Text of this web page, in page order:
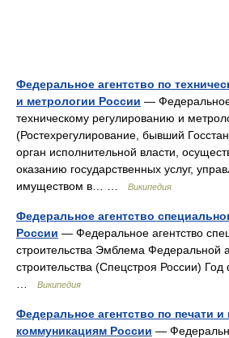
Федеральное агентство по
и метрологии России — Федеральное
техническому регулированию и
(Ростехрегулирование, бывший
орган исполнительной власти,
оказанию государственных услуг,
имуществом в… …
Википедия
Федеральное агентство
России — Федеральное агентство
строительства Эмблема Федеральной
строительства (Спецстроя России)
Википедия
Федеральное агентство по печати
коммуникациям России —